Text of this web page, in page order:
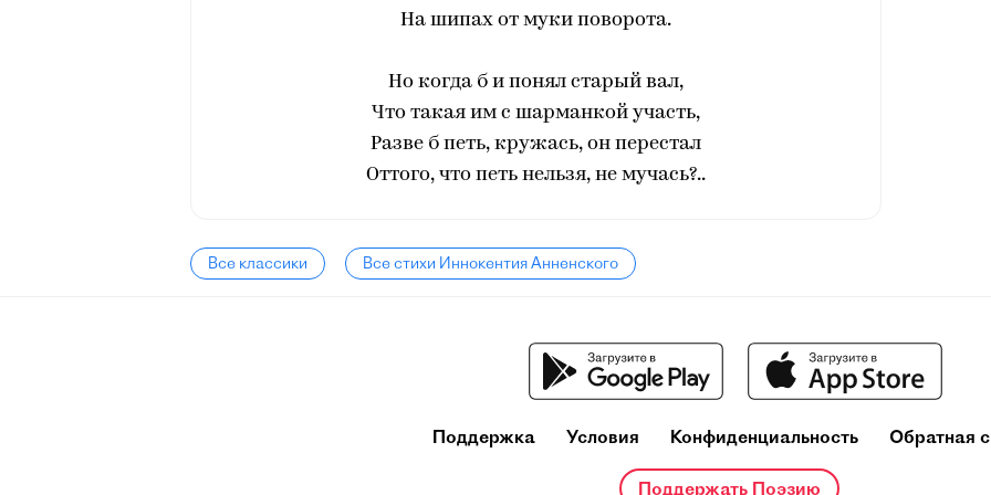
На шипах от муки поворота.
Но когда б и понял старый вал,
Что такая им с шарманкой участь,
Разве б петь, кружась, он перестал
Оттого, что петь нельзя, не мучась?..
Все классики Все стихи Иннокентия Анненского
Поддержка Условия Конфиденциальность Обратная
Поддержать Поэзию